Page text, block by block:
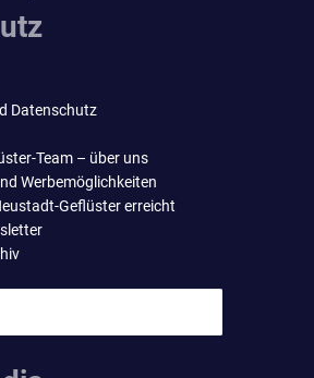
Datenschutz
Team – über uns
Werbemöglichkeiten
Geflüster erreicht